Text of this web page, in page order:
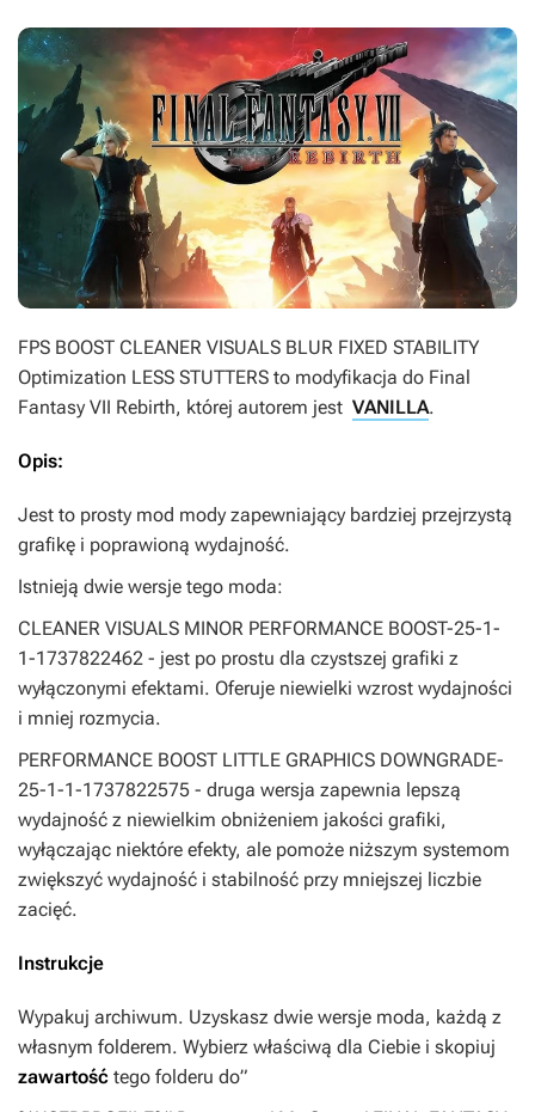
FPS BOOST CLEANER VISUALS BLUR FIXED STABILITY
Optimization LESS STUTTERS to modyfikacja do Final
Fantasy VII Rebirth, której autorem jest VANILLA.
Opis:
Jest to prosty mod mody zapewniający bardziej przejrzystą
grafikę i poprawioną wydajność.
Istnieją dwie wersje tego moda:
CLEANER VISUALS MINOR PERFORMANCE BOOST-25-1-
1-1737822462 - jest po prostu dla czystszej grafiki z
wyłączonymi efektami. Oferuje niewielki wzrost wydajności
i mniej rozmycia.
PERFORMANCE BOOST LITTLE GRAPHICS DOWNGRADE-
25-1-1-1737822575 - druga wersja zapewnia lepszą
wydajność z niewielkim obniżeniem jakości grafiki,
wyłączając niektóre efekty, ale pomoże niższym systemom
zwiększyć wydajność i stabilność przy mniejszej liczbie
zacięć.
Instrukcje
Wypakuj archiwum. Uzyskasz dwie wersje moda, każdą z
własnym folderem. Wybierz właściwą dla Ciebie i skopiuj
zawartość tego folderu do”